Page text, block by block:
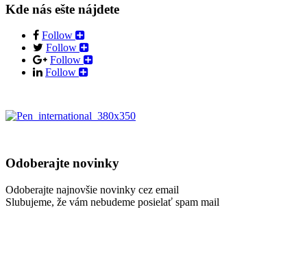
Kde nás ešte nájdete
Follow
Follow
Follow
Follow
Odoberajte novinky
Odoberajte najnovšie novinky cez email
Slubujeme, že vám nebudeme posielať spam mail